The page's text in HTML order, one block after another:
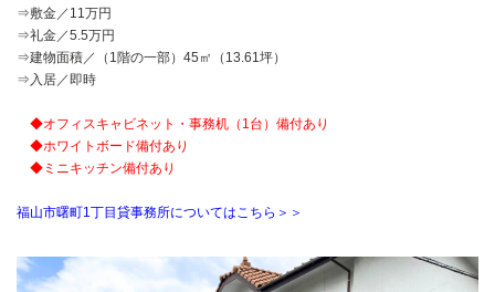
⇒敷金／11万円
⇒礼金／5.5万円
⇒建物面積／（1階の一部）45㎡（13.61坪）
⇒入居／即時
◆オフィスキャビネット・事務机（1台）備付あり
◆ホワイトボード備付あり
◆ミニキッチン備付あり
福山市曙町1丁目貸事務所についてはこちら＞＞